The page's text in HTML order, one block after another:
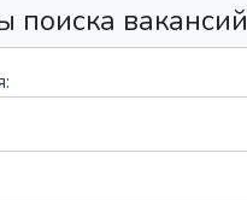
поиска вакансий